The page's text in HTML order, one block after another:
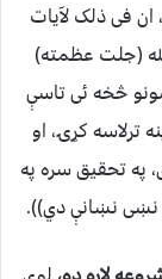
ان فی ذلک لآیات
ترجمه: او د الله (جلت عظمته)
څخه ئی تاسې
ترلاسه کړۍ، او
په تحقیق سره په
نښانې دي)).